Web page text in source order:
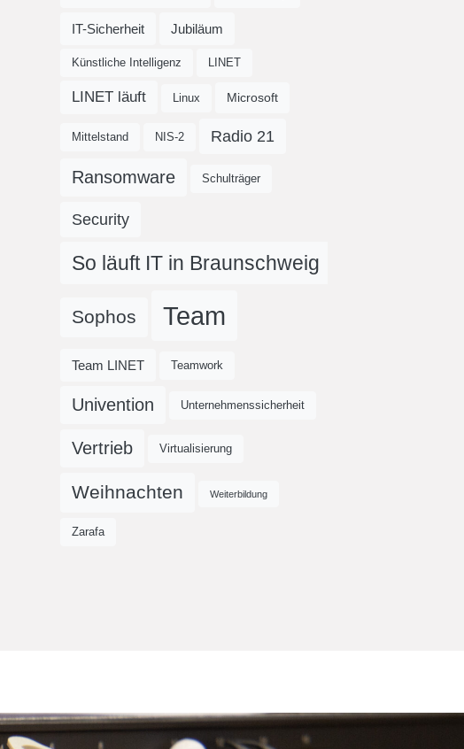
IT-Sicherheit Jubiläum
Künstliche Intelligenz LINET
LINET läuft Linux Microsoft
Mittelstand NIS-2 Radio 21
Ransomware Schulträger
Security
So läuft IT in Braunschweig
Sophos Team
Team LINET Teamwork
Univention Unternehmenssicherheit
Vertrieb Virtualisierung
Weihnachten Weiterbildung
Zarafa